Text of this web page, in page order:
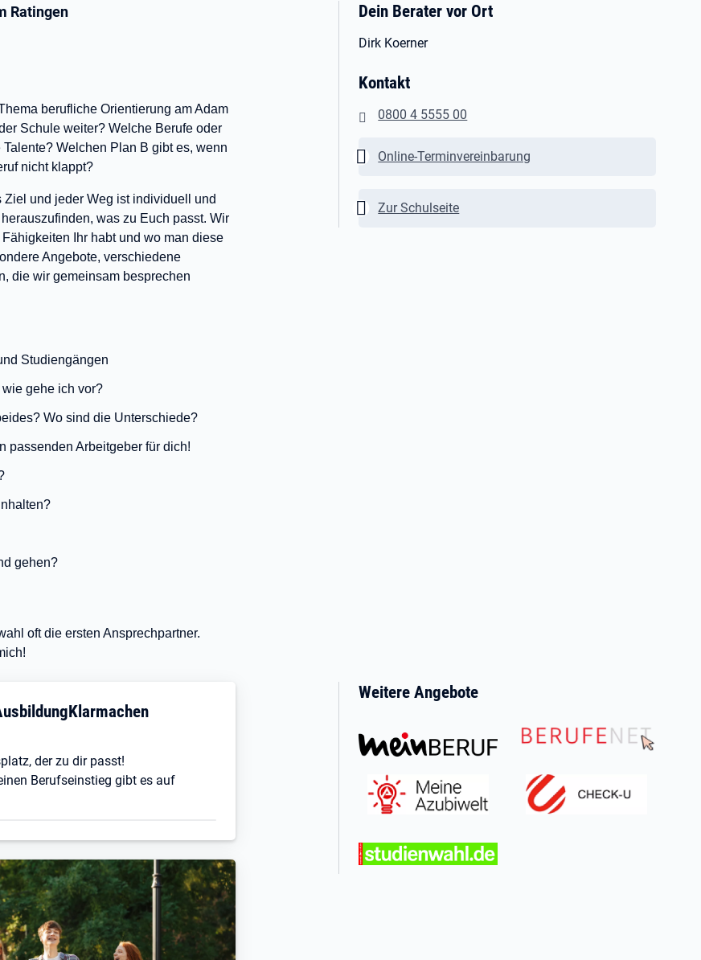
Ratingen
berufliche Orientierung am Adam
Schule weiter? Welche Berufe oder
Welchen Plan B gibt es, wenn
nicht klappt?
und jeder Weg ist individuell und
was zu Euch passt. Wir
Ihr habt und wo man diese
Angebote, verschiedene
die wir gemeinsam besprechen
Studiengängen
gehe ich vor?
Wo sind die Unterschiede?
passenden Arbeitgeber für dich!
gehen?
oft die ersten Ansprechpartner.
Dein Berater vor Ort
Dirk Koerner
Kontakt
0800 4 5555 00
Wichtig:
Online-Terminvereinbarung
Wichtig:
Zur Schulseite
der zu dir passt!
Berufseinstieg gibt es auf
Weitere Angebote